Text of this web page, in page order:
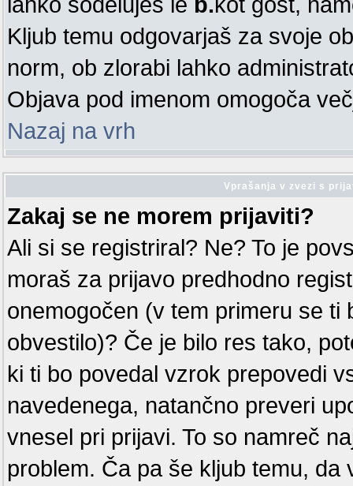
Kljub temu odgovarjaš za svoje
norm, ob zlorabi lahko
Objava pod imenom omogoča
Nazaj na vrh
Vprašanja v zvezi s
Zakaj se ne morem prijaviti?
Ali si se registriral? Ne? To je
moraš za prijavo predhodno
onemogočen (v tem primeru se ti
obvestilo)? Če je bilo res tako,
ki ti bo povedal vzrok prepovedi
navedenega, natančno preveri
vnesel pri prijavi. To so namreč
problem. Ča pa še kljub temu,